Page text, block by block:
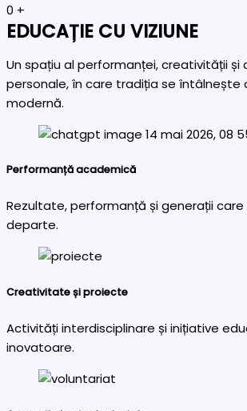
0 +
EDUCAȚIE CU VIZIUNE
Un spațiu al performanței, creativității și
personale, în care tradiția se întâlnește
modernă.
Performanță academică
Rezultate, performanță și generații
departe.
Creativitate și proiecte
Activități interdisciplinare și inițiative
inovatoare.